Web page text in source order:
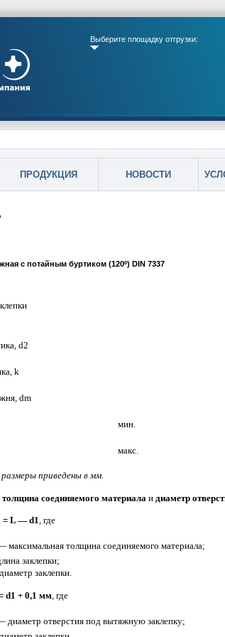
Выберите площадку отгрузки:
ПРОДУКЦИЯ НОВОСТИ
с потайным буртиком (120º) DIN 7337
d2
k
dm
мин.
макс.
приведены в мм.
толщина соединяемого материала и диаметр
= L — d1 , где
максимальная толщина соединяемого материала;
заклепки;
заклепки.
d1 + 0,1 мм, где
диаметр отверстия под вытяжную заклепку;